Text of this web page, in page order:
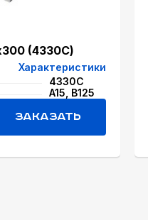
(4330С)
Характеристики
4330С
A15, B125
Заказать